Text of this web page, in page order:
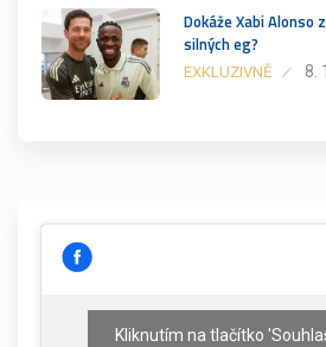
Dokáže Xabi
silných eg?
EXKLUZIVNĚ 8.
Kliknutím na tlačítko